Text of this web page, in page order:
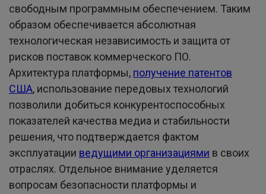
свободным программным обеспечением. Таким
образом обеспечивается абсолютная
технологическая независимость и защита от
рисков поставок коммерческого ПО.
Архитектура платформы, получение патентов
США, использование передовых технологий
позволили добиться конкурентоспособных
показателей качества медиа и стабильности
решения, что подтверждается фактом
эксплуатации ведущими организациями в своих
отраслях. Отдельное внимание уделяется
вопросам безопасности платформы и